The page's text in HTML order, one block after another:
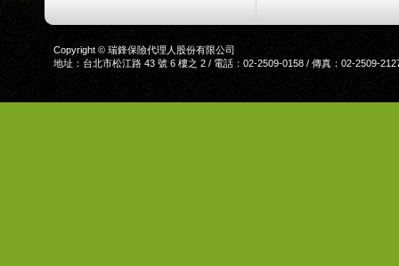
Copyright © 瑞鋒保險代理人股份有限公司
地址：台北市松江路 43 號 6 樓之 2 / 電話：02-2509-0158 / 傳真：02-2509-